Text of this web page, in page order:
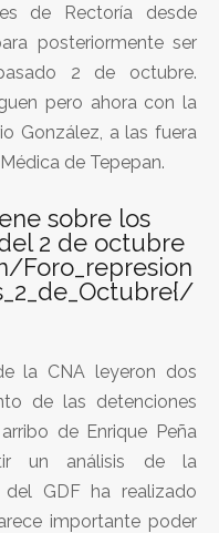
de Rectoría desde
posteriormente ser
2 de octubre.
pero ahora con la
González, a las fuera
de Tepepan.
sobre los
2 de octubre
Foro_represion
la CNA leyeron dos
de las detenciones
de Enrique Peña
un análisis de la
GDF ha realizado
importante poder